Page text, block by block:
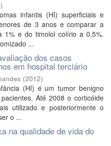
)
infantis (HI) superficiais e
de 3 anos e comparar a
1% e do timolol colírio a 0,5%.
...
dos casos
em hospital terciário
(2012)
(HI) é um tumor benigno
Até 2008 o corticóide
utilizado e posteriormente o
o ...
na qualidade de vida do